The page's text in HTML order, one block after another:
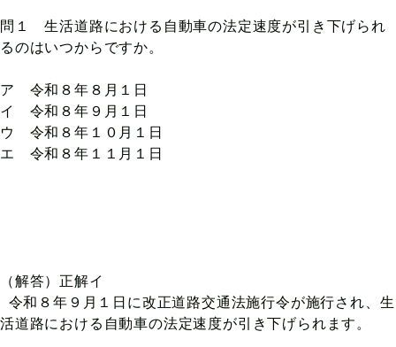
問１ 生活道路における自動車の法定速度が引き下げられ
るのはいつからですか。
ア 令和８年８月１日
イ 令和８年９月１日
ウ 令和８年１０月１日
エ 令和８年１１月１日
（解答）正解イ
令和８年９月１日に改正道路交通法施行令が施行され、生
活道路における自動車の法定速度が引き下げられます。